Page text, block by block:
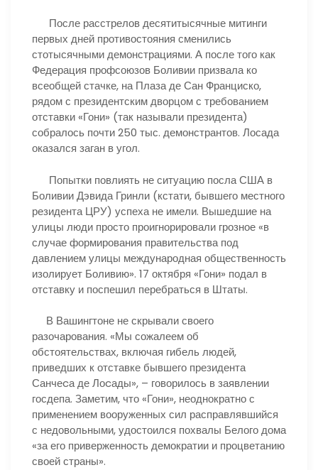
После расстрелов десятитысячные митинги
первых дней противостояния сменились
стотысячными демонстрациями. А после того как
Федерация профсоюзов Боливии призвала ко
всеобщей стачке, на Плаза де Сан Франциско,
рядом с президентским дворцом с требованием
отставки «Гони» (так называли президента)
собралось почти 250 тыс. демонстрантов. Лосада
оказался заган в угол.
Попытки повлиять не ситуацию посла США в
Боливии Дэвида Гринли (кстати, бывшего местного
резидента ЦРУ) успеха не имели. Вышедшие на
улицы люди просто проигнорировали грозное «в
случае формирования правительства под
давлением улицы международная общественность
изолирует Боливию». 17 октября «Гони» подал в
отставку и поспешил перебраться в Штаты.
В Вашингтоне не скрывали своего
разочарования. «Мы сожалеем об
обстоятельствах, включая гибель людей,
приведших к отставке бывшего президента
Санчеcа де Лоcады», – говорилось в заявлении
госдепа. Заметим, что «Гони», неоднократно с
применением вооруженных сил расправлявшийся
с недовольными, удостоился похвалы Белого дома
«за его приверженность демократии и процветанию
своей страны».